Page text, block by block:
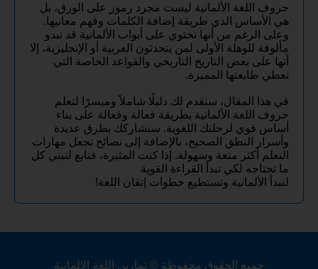
حروف اللغة الألمانية ليست مجرد رموز على الورق، بل
هي الأساس الذي طريقة إضافة الكلمات وفهم معانيها.
وعلى الرغم من أنها تحتوي على أبواب الألمانية قد تبدو
مألوفة للوهلة الأولى لمن يتحدثون العربية أو الإنجليزية، إلا
أنها على بعض التاريخ التاريخي والقواعد الخاصة التي
تعطي طابعتها المميزة.
في هذا المقال، سنقدم لك دليلًا شاملاً وميسرًا لتعلم
حروف اللغة الألمانية بطريقة فعالة وفعالة على بناء
أساس قوي لرحلتك اللغوية. سنشاركك بطرق عديدة
وأسرار النطق الصحيح، بالإضافة إلى نصائح تجعل مهارات
التعلم أكثر متعة وسهولة. إذا كنت المثيرة، فتابع لتبني كل
ما تحتاجه لكي تبدأ القراءة القوية
لنبدأ الألمانية وتستطيع خطوات إتقان اللغة!
جميع الحقوق محفوظة © تمارين اللغة الالمانية